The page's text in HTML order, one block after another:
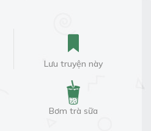
Lưu truyện này
Bơm trà sữa